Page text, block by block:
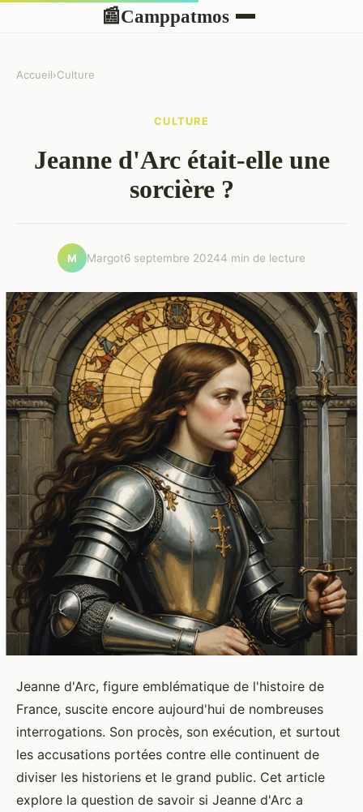
📰Camppatmos
Accueil›Culture
CULTURE
Jeanne d'Arc était-elle une
sorcière ?
M Margot6 septembre 20244 min de lecture
Jeanne d'Arc, figure emblématique de l'histoire de
France, suscite encore aujourd'hui de nombreuses
interrogations. Son procès, son exécution, et surtout
les accusations portées contre elle continuent de
diviser les historiens et le grand public. Cet article
explore la question de savoir si Jeanne d'Arc a